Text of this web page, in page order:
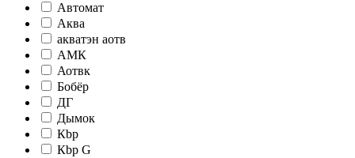
Автомат
Аква
акватэн аотв
АМК
Аотвк
Бобёр
ДГ
Дымок
Кbр
Кbр G